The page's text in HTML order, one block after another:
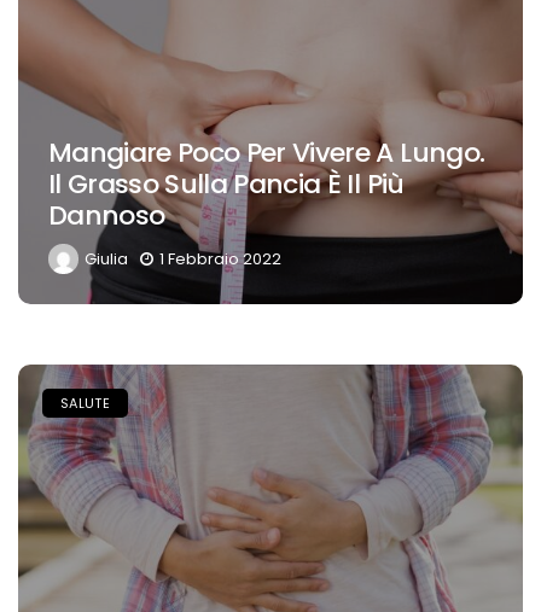
Mangiare Poco Per Vivere A Lungo.
Il Grasso Sulla Pancia È Il Più
Dannoso
Giulia 1 Febbraio 2022
SALUTE